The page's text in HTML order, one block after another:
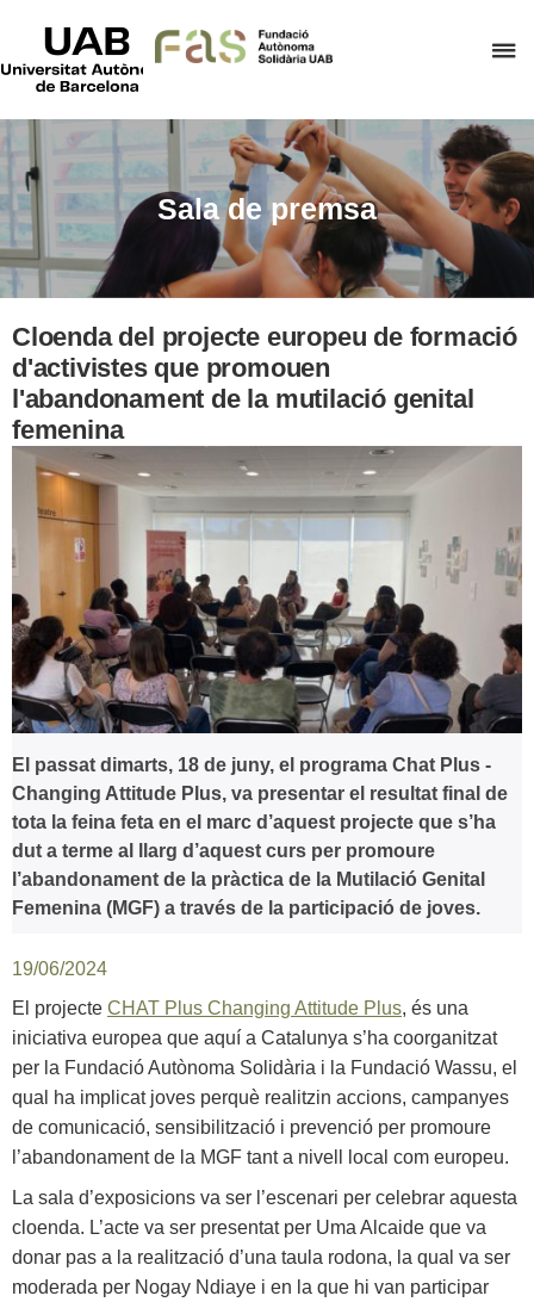
el
Sala de premsa
Cloenda del projecte europeu de formació
d'activistes que promouen
l'abandonament de la mutilació genital
femenina
El passat dimarts, 18 de juny, el programa Chat Plus -
Changing Attitude Plus, va presentar el resultat final de
tota la feina feta en el marc d’aquest projecte que s’ha
dut a terme al llarg d’aquest curs per promoure
l’abandonament de la pràctica de la Mutilació Genital
Femenina (MGF) a través de la participació de joves.
19/06/2024
El projecte CHAT Plus Changing Attitude Plus, és una
iniciativa europea que aquí a Catalunya s’ha coorganitzat
per la Fundació Autònoma Solidària i la Fundació Wassu, el
qual ha implicat joves perquè realitzin accions, campanyes
de comunicació, sensibilització i prevenció per promoure
l’abandonament de la MGF tant a nivell local com europeu.
La sala d’exposicions va ser l’escenari per celebrar aquesta
cloenda. L’acte va ser presentat per Uma Alcaide que va
donar pas a la realització d’una taula rodona, la qual va ser
moderada per Nogay Ndiaye i en la que hi van participar